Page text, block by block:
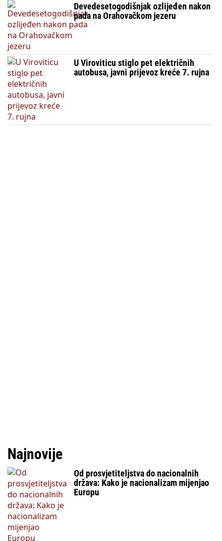
Devedesetogodišnjak ozlijeđen nakon
pada na Orahovačkom jezeru
U Viroviticu stiglo pet električnih
autobusa, javni prijevoz kreće 7. rujna
Najnovije
Od prosvjetiteljstva do nacionalnih
država: Kako je nacionalizam mijenjao
Europu